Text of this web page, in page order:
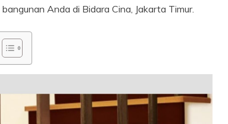
Anda di Bidara Cina, Jakarta Timur.